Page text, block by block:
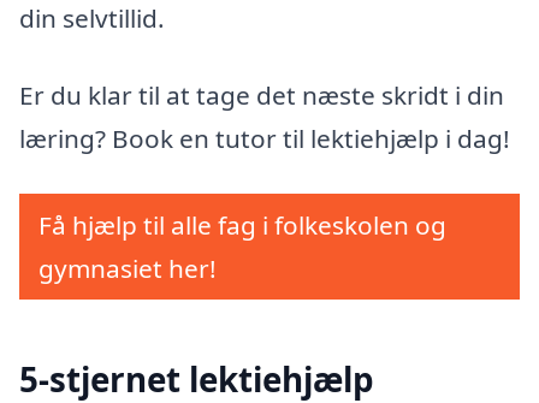
din selvtillid.
Er du klar til at tage det næste skridt i din
læring? Book en tutor til lektiehjælp i dag!
Få hjælp til alle fag i folkeskolen og
gymnasiet her!
5-stjernet lektiehjælp